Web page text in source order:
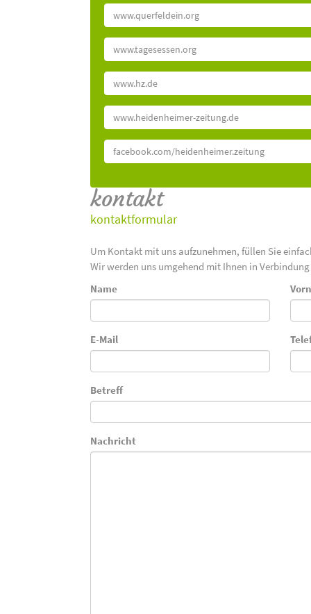
www.querfeldein.org
www.tagesessen.org
www.hz.de
www.heidenheimer-zeitung.de
facebook.com/heidenheimer.zeitung
kontakt
kontaktformular
Um Kontakt mit uns aufzunehmen, füllen Sie
Wir werden uns umgehend mit Ihnen in
Name
E-Mail
Betreff
Nachricht